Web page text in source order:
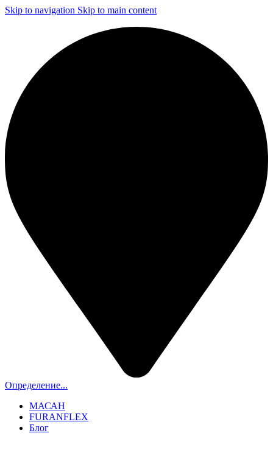
Skip to navigation Skip to main content
Определение...
МАСАН
FURANFLEX
Блог